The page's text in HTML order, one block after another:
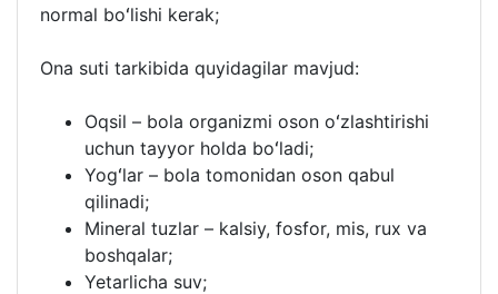
normal boʻlishi kerak;
Ona suti tarkibida quyidagilar mavjud:
Oqsil – bola organizmi oson oʻzlashtirishi
uchun tayyor holda boʻladi;
Yogʻlar – bola tomonidan oson qabul
qilinadi;
Mineral tuzlar – kalsiy, fosfor, mis, rux va
boshqalar;
Yetarlicha suv;